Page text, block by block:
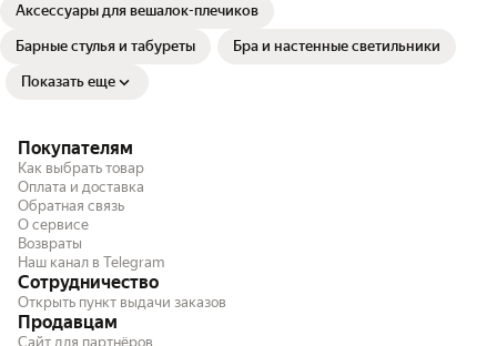
Аксессуары для вешалок-плечиков
Барные стулья и табуреты Бра и настенные светильники
Показать еще
Покупателям
Как выбрать товар
Оплата и доставка
Обратная связь
О сервисе
Возвраты
Наш канал в Telegram
Сотрудничество
Открыть пункт выдачи заказов
Продавцам
Сайт для партнёров